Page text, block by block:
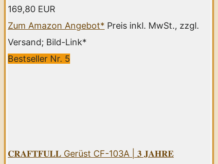
169,80 EUR
Zum Amazon Angebot* Preis inkl. MwSt., zzgl.
Versand; Bild-Link*
Bestseller Nr. 5
𝐂𝐑𝐀𝐅𝐓𝐅𝐔𝐋𝐋 Gerüst CF-103A | 𝟑 𝐉𝐀𝐇𝐑𝐄